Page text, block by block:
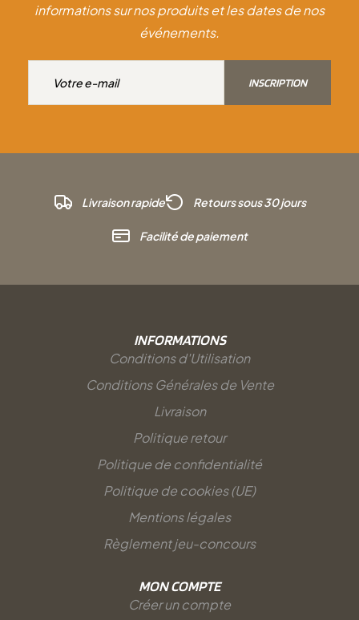
informations sur nos produits et les dates de nos
événements.
INSCRIPTION
Livraison rapide Retours sous 30 jours
Facilité de paiement
INFORMATIONS
Conditions d'Utilisation
Conditions Générales de Vente
Livraison
Politique retour
Politique de confidentialité
Politique de cookies (UE)
Mentions légales
Règlement jeu-concours
MON COMPTE
Créer un compte